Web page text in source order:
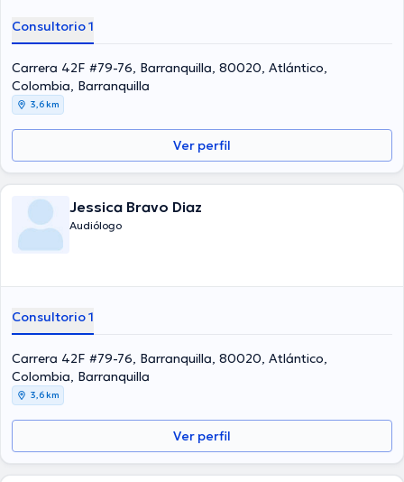
Consultorio 1
Carrera 42F #79-76, Barranquilla, 80020, Atlántico,
Colombia, Barranquilla
3,6 km
Ver perfil
Jessica Bravo Diaz
Audiólogo
Consultorio 1
Carrera 42F #79-76, Barranquilla, 80020, Atlántico,
Colombia, Barranquilla
3,6 km
Ver perfil